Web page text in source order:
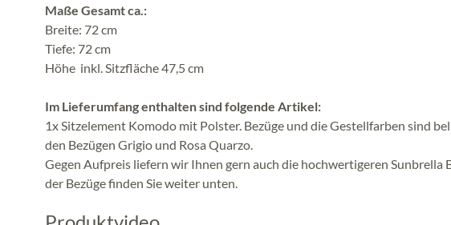
Maße Gesamt ca.:
Breite: 72 cm
Tiefe: 72 cm
Höhe inkl. Sitzfläche 47,5 cm
Im Lieferumfang enthalten sind folgende Artikel:
1x Sitzelement Komodo mit Polster. Bezüge und die Gestellfarben sind
den Bezügen Grigio und Rosa Quarzo.
Gegen Aufpreis liefern wir Ihnen gern auch die hochwertigeren Sunbrella
der Bezüge finden Sie weiter unten.